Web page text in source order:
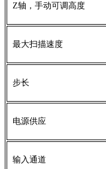
Z轴，手动可调高度
最大扫描速度
步长
电源供应
输入通道